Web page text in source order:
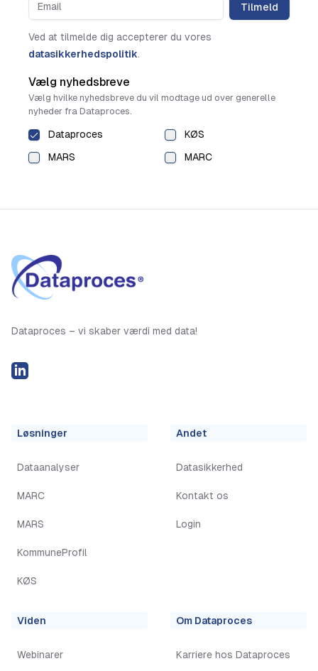
Tilmeld
Ved at tilmelde dig accepterer du vores
datasikkerhedspolitik.
Vælg nyhedsbreve
Vælg hvilke nyhedsbreve du vil modtage ud over generelle
nyheder fra Dataproces.
Dataproces
KØS
MARS
MARC
Dataproces – vi skaber værdi med data!
LinkedIN
Løsninger
Dataanalyser
MARC
MARS
KommuneProfil
KØS
Andet
Datasikkerhed
Kontakt os
Login
Viden
Webinarer
Om Dataproces
Karriere hos Dataproces